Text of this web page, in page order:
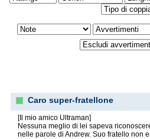
Caro super-fratellone
[Il mio amico Ultraman]
Nessuna meglio di lei sapeva
nelle parole di Andrew. Suo fratello non